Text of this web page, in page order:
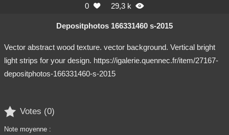
0  29,3 k 
Depositphotos 166331460 s-2015
Vector abstract wood texture. vector background. Vertical bright
light strips for your design. https://igalerie.quennec.fr/item/27167-
depositphotos-166331460-s-2015
 Votes (0)
Note moyenne :